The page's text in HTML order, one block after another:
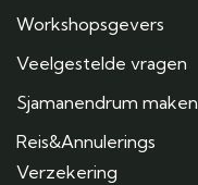
Workshopsgevers
Veelgestelde vragen
Sjamanendrum maken
Reis&Annulerings
Verzekering